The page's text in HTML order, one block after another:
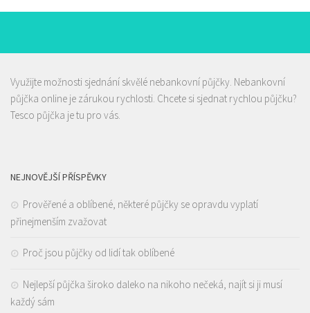
Využijte možnosti sjednání skvělé nebankovní půjčky. Nebankovní
půjčka online je zárukou rychlosti. Chcete si sjednat rychlou půjčku?
Tesco půjčka je tu pro vás.
NEJNOVĚJŠÍ PŘÍSPĚVKY
Prověřené a oblíbené, některé půjčky se opravdu vyplatí
přinejmenším zvažovat
Proč jsou půjčky od lidí tak oblíbené
Nejlepší půjčka široko daleko na nikoho nečeká, najít si ji musí
každý sám